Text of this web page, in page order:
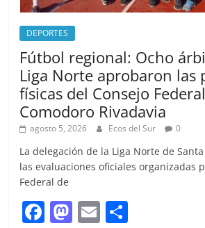
DEPORTES
Fútbol regional: Ocho
Liga Norte aprobaron las
físicas del Consejo
Comodoro Rivadavia
agosto 5, 2026 Ecos del Sur 0
La delegación de la Liga Norte de
las evaluaciones oficiales organizadas
Federal de
F M E